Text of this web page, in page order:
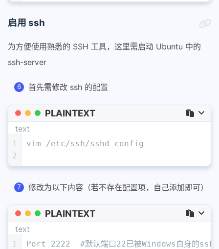
启用 ssh
为方便使用熟悉的 SSH 工具，这里需启动 Ubuntu 中的
ssh-server
首先需修改 ssh 的配置
PLAINTEXT
text
1
2
vim /etc/ssh/sshd_config
修改为以下内容（若不存在配置项，自己添加即可）
PLAINTEXT
text
1
Port 2222  #默认端口22已被Windows自身的ssh服